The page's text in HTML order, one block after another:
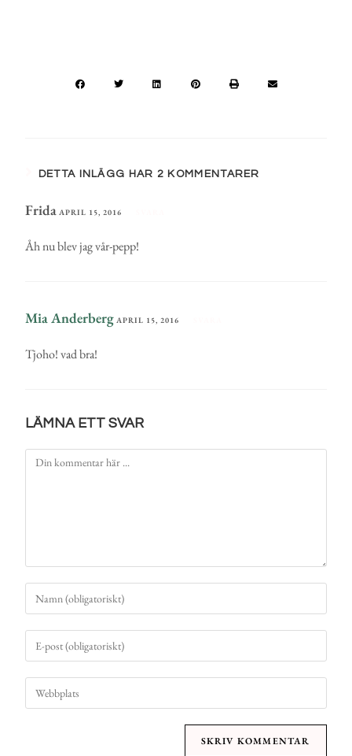
DETTA INLÄGG HAR 2 KOMMENTARER
Frida APRIL 15, 2016
Åh nu blev jag vår-pepp!
Mia Anderberg APRIL 15, 2016
Tjoho! vad bra!
LÄMNA ETT SVAR